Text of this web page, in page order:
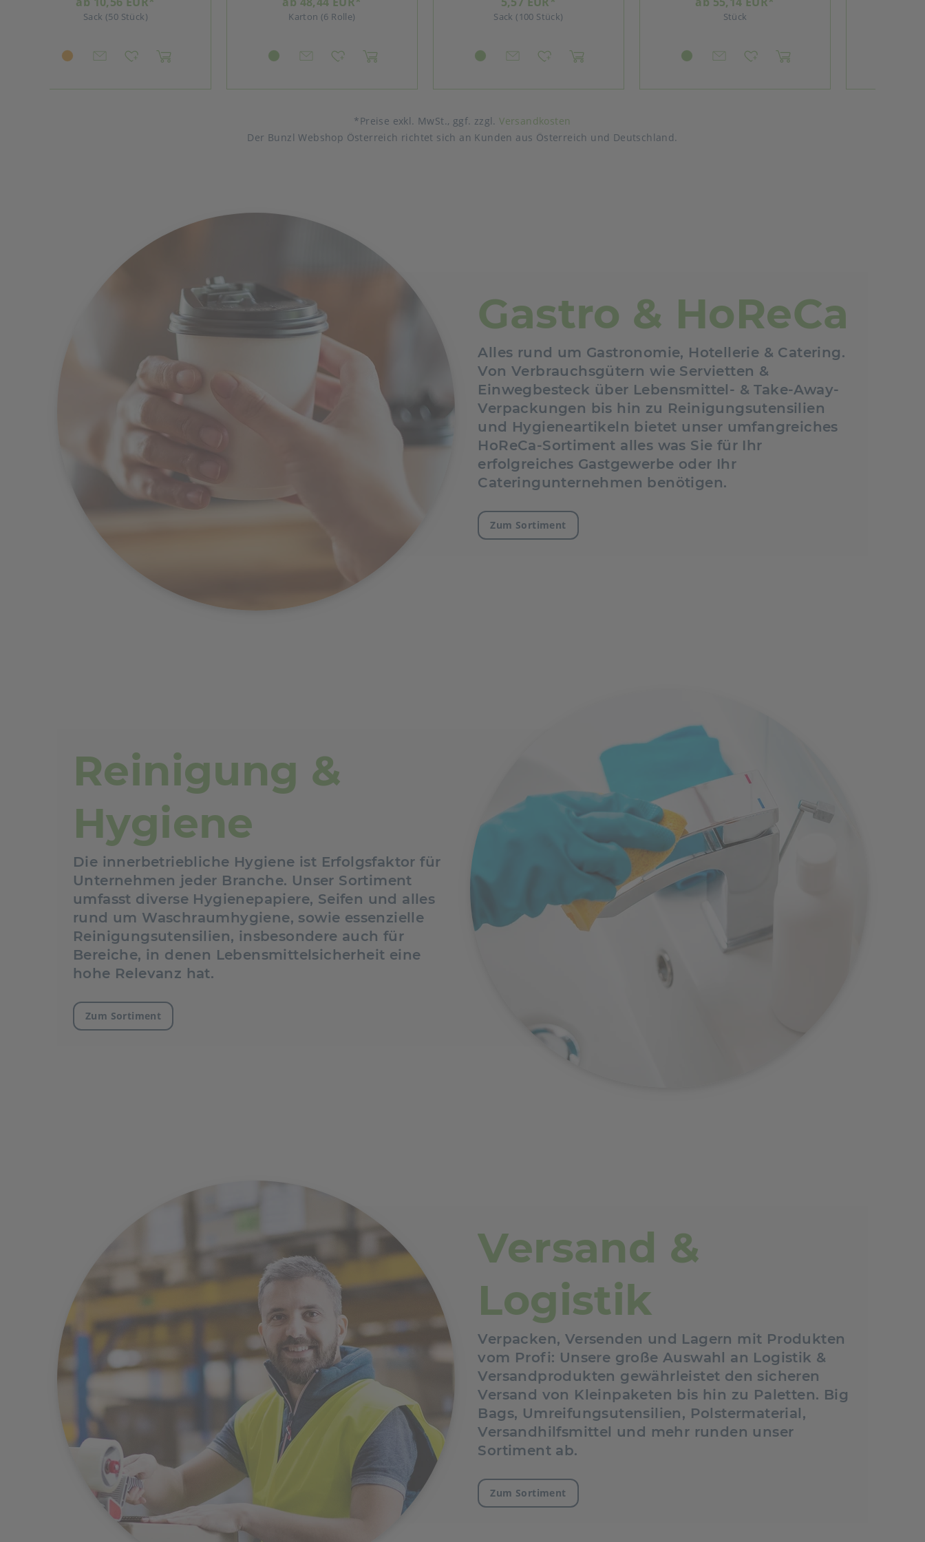
Karton (6 Rolle) Sack (100 Stück) Stück Umkarton (1.800 Stück)
*Preise exkl. MwSt., ggf. zzgl.Versandkosten
Der Bunzl Webshop Österreich richtet sich an Kunden aus Österreich und Deutschland.
Gastro & HoReCa
Alles rund um Gastronomie, Hotellerie & Catering.
Von Verbrauchsgütern wie Servietten &
Einwegbesteck über Lebensmittel- & Take-Away-
Verpackungen bis hin zu Reinigungsutensilien
und Hygieneartikeln bietet unser umfangreiches
HoReCa-Sortiment alles was Sie für Ihr
erfolgreiches Gastgewerbe oder Ihr
Cateringunternehmen benötigen.
Zum Sortiment
Reinigung &
Hygiene
Die innerbetriebliche Hygiene ist Erfolgsfaktor für
Unternehmen jeder Branche. Unser Sortiment
umfasst diverse Hygienepapiere, Seifen und alles
rund um Waschraumhygiene, sowie essenzielle
Reinigungsutensilien, insbesondere auch für
Bereiche, in denen Lebensmittelsicherheit eine
hohe Relevanz hat.
Zum Sortiment
Versand &
Logistik
Verpacken, Versenden und Lagern mit Produkten
vom Profi: Unsere große Auswahl an Logistik &
Versandprodukten gewährleistet den sicheren
Versand von Kleinpaketen bis hin zu Paletten. Big
Bags, Umreifungsutensilien, Polstermaterial,
Versandhilfsmittel und mehr runden unser
Sortiment ab.
Zum Sortiment